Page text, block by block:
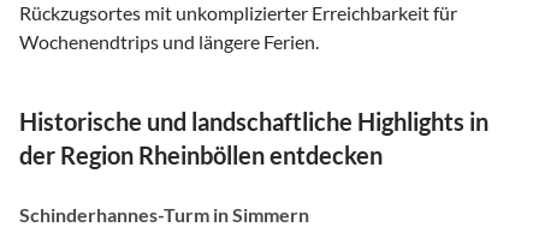
Rückzugsortes mit unkomplizierter Erreichbarkeit für
Wochenendtrips und längere Ferien.
Historische und landschaftliche Highlights in
der Region Rheinböllen entdecken
Schinderhannes-Turm in Simmern